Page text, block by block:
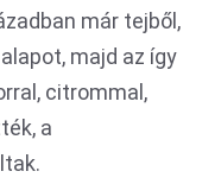
már tejből,
majd az így
citrommal,
a